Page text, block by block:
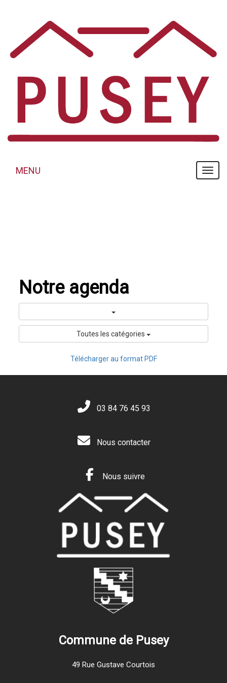
MENU
MENU
Notre agenda
Toutes les catégories
Télécharger au format PDF
03 84 76 45 93
Nous contacter
Nous suivre
Commune de Pusey
49 Rue Gustave Courtois